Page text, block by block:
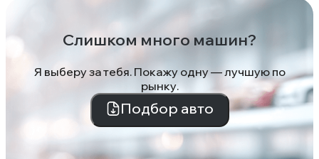
Слишком много машин?
Я выберу за тебя. Покажу одну — лучшую по
рынку.
Подбор авто